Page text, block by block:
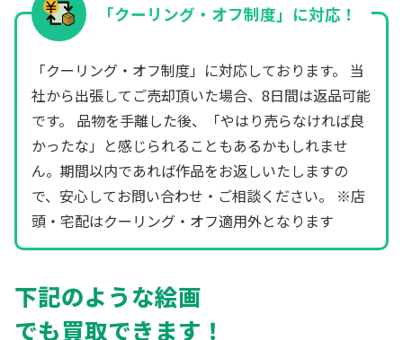
「クーリング・オフ制度」に対応！
「クーリング・オフ制度」に対応しております。 当
社から出張してご売却頂いた場合、8日間は返品可能
です。 品物を手離した後、「やはり売らなければ良
かったな」と感じられることもあるかもしれませ
ん。期間以内であれば作品をお返しいたしますの
で、安心してお問い合わせ・ご相談ください。 ※店
頭・宅配はクーリング・オフ適用外となります
下記のような絵画
でも買取できます！